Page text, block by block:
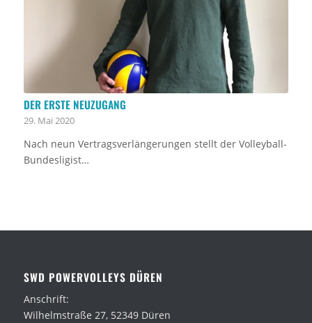
DER ERSTE NEUZUGANG
29. Mai 2020
Nach neun Vertragsverlängerungen stellt der Volleyball-
Bundesligist…
SWD POWERVOLLEYS DÜREN
Anschrift:
Wilhelmstraße 27, 52349 Düren